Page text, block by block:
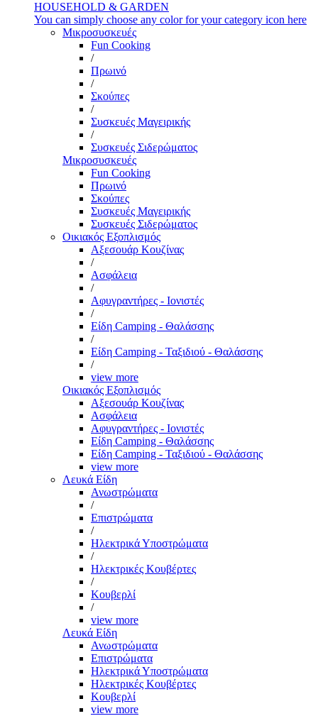
HOUSEHOLD & GARDEN
You can simply choose any color for your category icon here
Μικροσυσκευές
Fun Cooking
/
Πρωινό
/
Σκούπες
/
Συσκευές Μαγειρικής
/
Συσκευές Σιδερώματος
Μικροσυσκευές
Fun Cooking
Πρωινό
Σκούπες
Συσκευές Μαγειρικής
Συσκευές Σιδερώματος
Οικιακός Εξοπλισμός
Αξεσουάρ Κουζίνας
/
Ασφάλεια
/
Αφυγραντήρες - Ιονιστές
/
Είδη Camping - Θαλάσσης
/
Είδη Camping - Ταξιδιού - Θαλάσσης
/
view more
Οικιακός Εξοπλισμός
Αξεσουάρ Κουζίνας
Ασφάλεια
Αφυγραντήρες - Ιονιστές
Είδη Camping - Θαλάσσης
Είδη Camping - Ταξιδιού - Θαλάσσης
view more
Λευκά Είδη
Ανωστρώματα
/
Επιστρώματα
/
Ηλεκτρικά Υποστρώματα
/
Ηλεκτρικές Κουβέρτες
/
Κουβερλί
/
view more
Λευκά Είδη
Ανωστρώματα
Επιστρώματα
Ηλεκτρικά Υποστρώματα
Ηλεκτρικές Κουβέρτες
Κουβερλί
view more